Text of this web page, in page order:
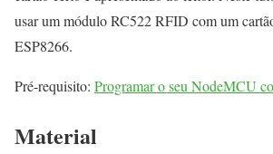
usar um módulo RC522 RFID com um
ESP8266.
Pré-requisito: Programar o seu NodeMCU
Material